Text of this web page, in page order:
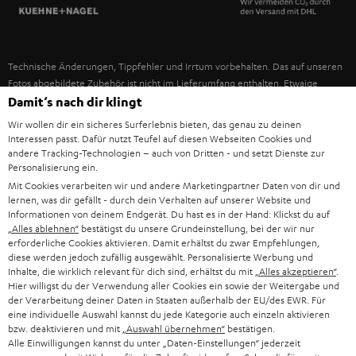
NEUHEITEN
UNSER MANAGEMENT
UNSERE WERTE
BILDUNGSRABATT
GESCHENKGUTSCHEIN
BARRIEREFREIHEIT
USA
WEITERE LÄNDER
Technische Änderungen, Tippfehler und Irrtum vorbehalten. Das auf unseren
Fotos abgebildete Zubehör ist nicht im Lieferumfang enthalten. Etwaige
Entsorgungsgebühren für Batterien sind im Preis inbegriffen.
©2026 Lautsprecher Teufel GmbH - All rights reserved.
Impressum AGB
Vertrag widerrufen
Damit‘s nach dir klingt
Wir wollen dir ein sicheres Surferlebnis bieten, das genau zu deinen
Interessen passt. Dafür nutzt Teufel auf diesen Webseiten Cookies und
andere Tracking-Technologien – auch von Dritten - und setzt Dienste zur
Personalisierung ein.
Mit Cookies verarbeiten wir und andere Marketingpartner Daten von dir und
lernen, was dir gefällt - durch dein Verhalten auf unserer Website und
Informationen von deinem Endgerät. Du hast es in der Hand: Klickst du auf
„Alles ablehnen“ bestätigst du unsere Grundeinstellung, bei der wir nur
erforderliche Cookies aktivieren. Damit erhältst du zwar Empfehlungen,
diese werden jedoch zufällig ausgewählt. Personalisierte Werbung und
Inhalte, die wirklich relevant für dich sind, erhältst du mit „Alles akzeptieren“.
Hier willigst du der Verwendung aller Cookies ein sowie der Weitergabe und
der Verarbeitung deiner Daten in Staaten außerhalb der EU/des EWR. Für
eine individuelle Auswahl kannst du jede Kategorie auch einzeln aktivieren
bzw. deaktivieren und mit „Auswahl übernehmen“ bestätigen.
Alle Einwilligungen kannst du unter „Daten-Einstellungen“ jederzeit